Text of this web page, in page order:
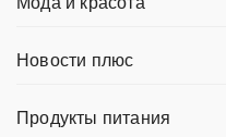
Новости плюс
Продукты питания